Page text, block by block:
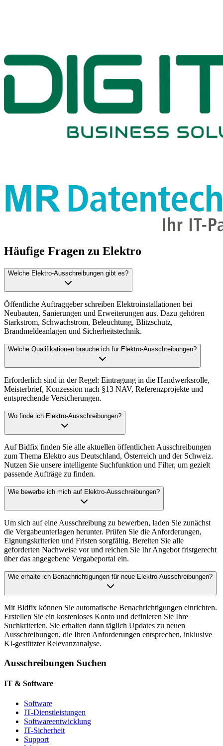
Häufige Fragen zu Elektro
Welche Elektro-Ausschreibungen gibt es?
Öffentliche Auftraggeber schreiben Elektroinstallationen bei
Neubauten, Sanierungen und Erweiterungen aus. Dazu gehören
Starkstrom, Schwachstrom, Beleuchtung, Blitzschutz,
Brandmeldeanlagen und Sicherheitstechnik.
Welche Qualifikationen brauche ich für Elektro-Ausschreibungen?
Erforderlich sind in der Regel: Eintragung in die Handwerksrolle,
Meisterbrief, Konzession nach §13 NAV, Referenzprojekte und
entsprechende Versicherungen.
Wo finde ich Elektro-Ausschreibungen?
Auf Bidfix finden Sie alle aktuellen öffentlichen Ausschreibungen
zum Thema Elektro aus Deutschland, Österreich und der Schweiz.
Nutzen Sie unsere intelligente Suchfunktion und Filter, um gezielt
passende Aufträge zu finden.
Wie bewerbe ich mich auf Elektro-Ausschreibungen?
Um sich auf eine Ausschreibung zu bewerben, laden Sie zunächst
die Vergabeunterlagen herunter. Prüfen Sie die Anforderungen,
Eignungskriterien und Fristen sorgfältig. Bereiten Sie alle
geforderten Nachweise vor und reichen Sie Ihr Angebot fristgerecht
über das angegebene Vergabeportal ein.
Wie erhalte ich Benachrichtigungen für neue Elektro-Ausschreibungen?
Mit Bidfix können Sie automatische Benachrichtigungen einrichten.
Erstellen Sie ein kostenloses Konto und definieren Sie Ihre
Suchkriterien. Sie erhalten dann täglich Updates zu neuen
Ausschreibungen, die Ihren Anforderungen entsprechen, inklusive
KI-gestützter Relevanzanalyse.
Ausschreibungen Suchen
IT & Software
Software
IT-Dienstleistungen
Softwareentwicklung
IT-Sicherheit
Support